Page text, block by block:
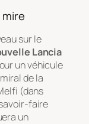
mire
sur le
Lancia
un véhicule
de la
(dans
faire
un